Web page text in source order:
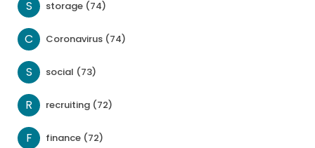
S storage (74)
C Coronavirus (74)
S social (73)
R recruiting (72)
F finance (72)